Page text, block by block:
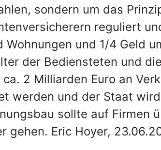
sondern um das
reguliert
und 1/4 Geld
der Bediensteten und
2 Milliarden Euro an
werden und der Staat
sollte auf Firmen
gehen. Eric Hoyer,